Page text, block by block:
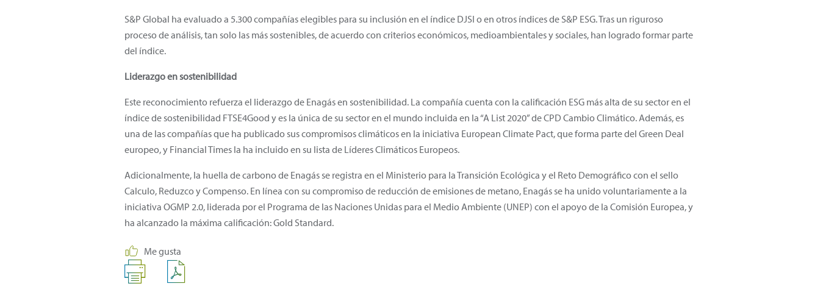
S&P Global ha evaluado a 5.300 compañías elegibles para su inclusión en el índice DJSI o en otros índices de S&P ESG. Tras un riguroso
proceso de análisis, tan solo las más sostenibles, de acuerdo con criterios económicos, medioambientales y sociales, han logrado formar parte
del índice.
Liderazgo en sostenibilidad
Este reconocimiento refuerza el liderazgo de Enagás en sostenibilidad. La compañía cuenta con la calificación ESG más alta de su sector en el
índice de sostenibilidad FTSE4Good y es la única de su sector en el mundo incluida en la “A List 2020” de CPD Cambio Climático. Además, es
una de las compañías que ha publicado sus compromisos climáticos en la iniciativa European Climate Pact, que forma parte del Green Deal
europeo, y Financial Times la ha incluido en su lista de Líderes Climáticos Europeos.
Adicionalmente, la huella de carbono de Enagás se registra en el Ministerio para la Transición Ecológica y el Reto Demográfico con el sello
Calculo, Reduzco y Compenso. En línea con su compromiso de reducción de emisiones de metano, Enagás se ha unido voluntariamente a la
iniciativa OGMP 2.0, liderada por el Programa de las Naciones Unidas para el Medio Ambiente (UNEP) con el apoyo de la Comisión Europea, y
ha alcanzado la máxima calificación: Gold Standard.
Me gusta